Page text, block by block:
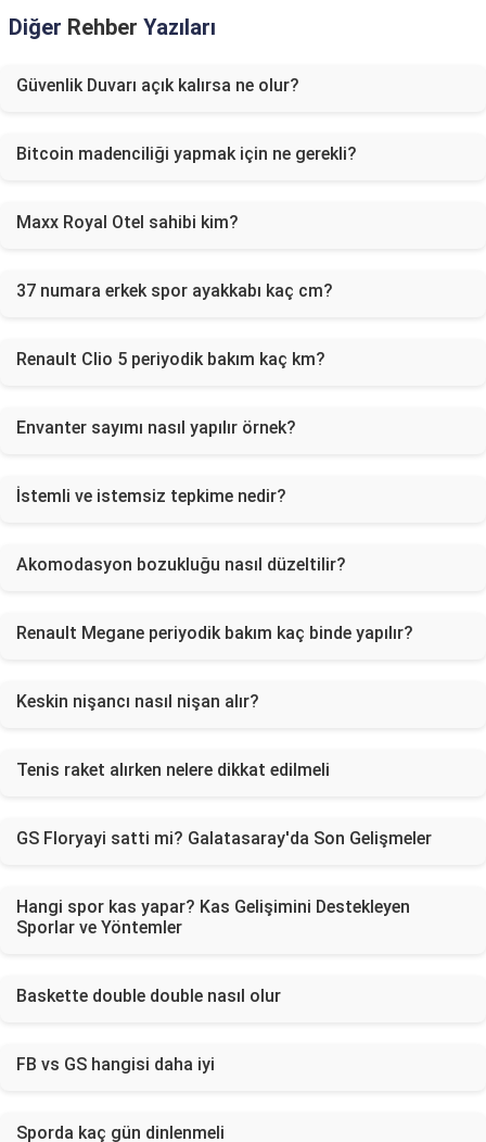
Diğer Rehber Yazıları
Güvenlik Duvarı açık kalırsa ne olur?
Bitcoin madenciliği yapmak için ne gerekli?
Maxx Royal Otel sahibi kim?
37 numara erkek spor ayakkabı kaç cm?
Renault Clio 5 periyodik bakım kaç km?
Envanter sayımı nasıl yapılır örnek?
İstemli ve istemsiz tepkime nedir?
Akomodasyon bozukluğu nasıl düzeltilir?
Renault Megane periyodik bakım kaç binde yapılır?
Keskin nişancı nasıl nişan alır?
Tenis raket alırken nelere dikkat edilmeli
GS Floryayi satti mi? Galatasaray'da Son Gelişmeler
Hangi spor kas yapar? Kas Gelişimini Destekleyen
Sporlar ve Yöntemler
Baskette double double nasıl olur
FB vs GS hangisi daha iyi
Sporda kaç gün dinlenmeli